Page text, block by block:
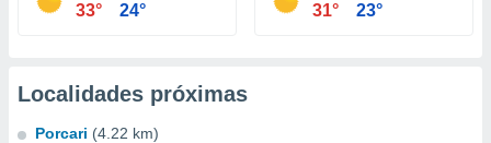
33° 24° 31° 23°
Localidades próximas
Porcari (4.22 km)